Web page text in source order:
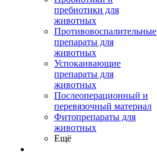
пребиотики для
животных
Противовоспалительные
препараты для
животных
Успокаивающие
препараты для
животных
Послеоперационный и
перевязочный материал
Фитопрепараты для
животных
Ещё